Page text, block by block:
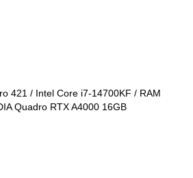
421 / Intel Core i7-14700KF / RAM
Quadro RTX A4000 16GB